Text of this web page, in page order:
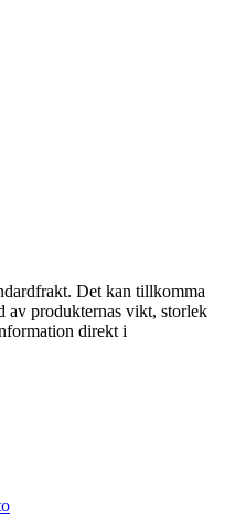
Det kan tillkomma
av produkternas vikt, storlek
direkt i